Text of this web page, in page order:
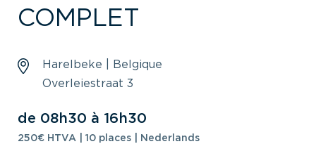
COMPLET
Harelbeke | Belgique
Overleiestraat 3
de 08h30 à 16h30
250€ HTVA | 10 places | Nederlands